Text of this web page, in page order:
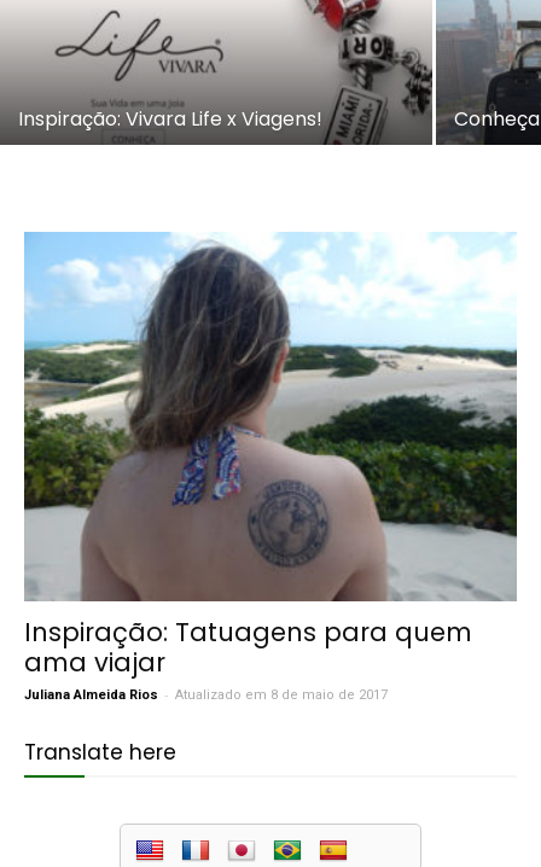
Inspiração: Vivara Life x Viagens!
Inspiração: Tatuagens para quem
ama viajar
Juliana Almeida Rios - Atualizado em 8 de maio de 2017
Translate here